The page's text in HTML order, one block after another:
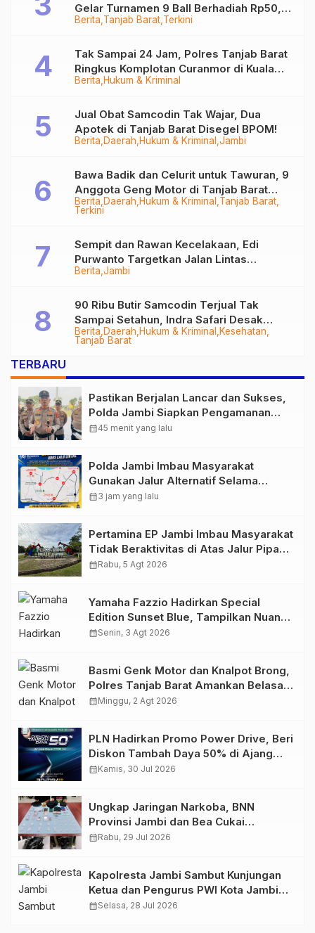
Berita Tanjab Barat Terkini
Gelar Turnamen 9 Ball Berhadiah Rp50,8
Juta
Berita Hukum & Kriminal
Tak Sampai 24 Jam, Polres Tanjab Barat
Ringkus Komplotan Curanmor di Kuala
Tungkal
Berita Daerah Hukum & Kriminal Jambi
Jual Obat Samcodin Tak Wajar, Dua
Apotek di Tanjab Barat Disegel BPOM!
Berita Daerah Hukum & Kriminal Tanjab Barat
Terkini
Bawa Badik dan Celurit untuk Tawuran, 9
Anggota Geng Motor di Tanjab Barat
Diringkus
Berita Jambi
Sempit dan Rawan Kecelakaan, Edi
Purwanto Targetkan Jalan Lintas
Tungkal-Jambi Mulus di 2028
Berita Daerah Hukum & Kriminal
Kesehatan
Tanjab Barat
90 Ribu Butir Samcodin Terjual Tak
Sampai Setahun, Indra Safari Desak
Audit Menyeluruh
TERBARU
Pastikan Berjalan Lancar dan Sukses,
Polda Jambi Siapkan Pengamanan
Berlapis untuk 8.750 Pelari, 1.848
calendar_month45 menit yang lalu
Polda Jambi Imbau Masyarakat
Gunakan Jalur Alternatif Selama
Pelaksanaan Presisi Merdeka Run
calendar_month3 jam yang lalu
Pertamina EP Jambi Imbau Masyarakat
Tidak Beraktivitas di Atas Jalur Pipa
Migas Demi Keselamatan Bersama
calendar_monthRabu, 5 Agt 2026
Yamaha Fazzio Hadirkan Special
Edition Sunset Blue, Tampilkan Nuansa
Retro Summer yang Semakin Skena
calendar_monthSenin, 3 Agt 2026
Basmi Genk Motor dan Knalpot Brong,
Polres Tanjab Barat Amankan Belasan
Kendaraan
calendar_monthMinggu, 2 Agt 2026
PLN Hadirkan Promo Power Drive, Beri
Diskon Tambah Daya 50% di Ajang
GIIAS 2026
calendar_monthKamis, 30 Jul 2026
Ungkap Jaringan Narkoba, BNN
Provinsi Jambi dan Bea Cukai
Amankan Sembilan Pelaku beserta
calendar_monthRabu, 29 Jul 2026
Kapolresta Jambi Sambut Kunjungan
Ketua dan Pengurus PWI Kota Jambi
Perkuat Sinergi dan Kolaborasi
calendar_monthSelasa, 28 Jul 2026